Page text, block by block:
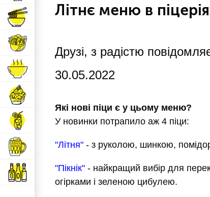
Гарячі страви
Алкогольні напої
Літнє меню в
Друзі, з радістю
30.05.2022
Які нові піци є у цьому меню?
У новинки потрапило аж 4 піци:
"Літня" - з руколою, шинкою,
"Пікнік" - найкращий вибір для
огірками і зеленою цибулею.